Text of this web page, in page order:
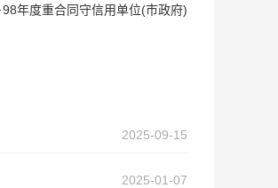
年度重合同守信用单位(市政府)
2025-09-15
2025-01-07